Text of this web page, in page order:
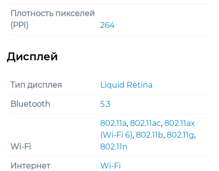
Плотность пикселей
(PPI)
264
Тип дисплея Liquid Retina
Bluetooth 5.3
Wi-Fi
802.11a, 802.11ac, 802.11ax
(Wi-Fi 6), 802.11b, 802.11g,
802.11n
Интернет Wi-Fi